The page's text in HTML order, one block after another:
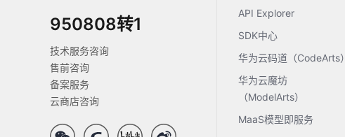
950808转1
技术服务咨询
售前咨询
备案服务
云商店咨询
API Explorer
SDK中心
华为云码道（CodeArts）
华为云魔坊
（ModelArts）
MaaS模型即服务